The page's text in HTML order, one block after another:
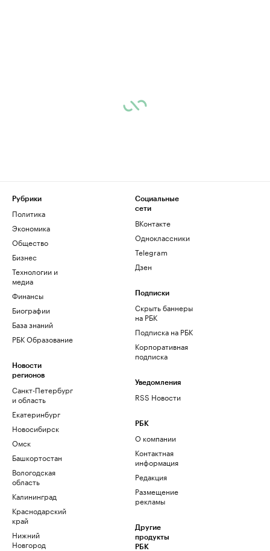
Рубрики
Политика
Экономика
Общество
Бизнес
Технологии и
медиа
Финансы
Биографии
База знаний
РБК Образование
Новости
регионов
Санкт-Петербург
и область
Екатеринбург
Новосибирск
Омск
Башкортостан
Вологодская
область
Калининград
Краснодарский
край
Нижний
Новгород
Социальные
сети
ВКонтакте
Одноклассники
Telegram
Дзен
Подписки
Скрыть баннеры
на РБК
Подписка на РБК
Корпоративная
подписка
Уведомления
RSS Новости
РБК
О компании
Контактная
информация
Редакция
Размещение
рекламы
Другие
продукты
РБК